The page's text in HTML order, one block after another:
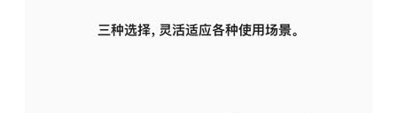
三种选择，灵活适应各种使用场景。